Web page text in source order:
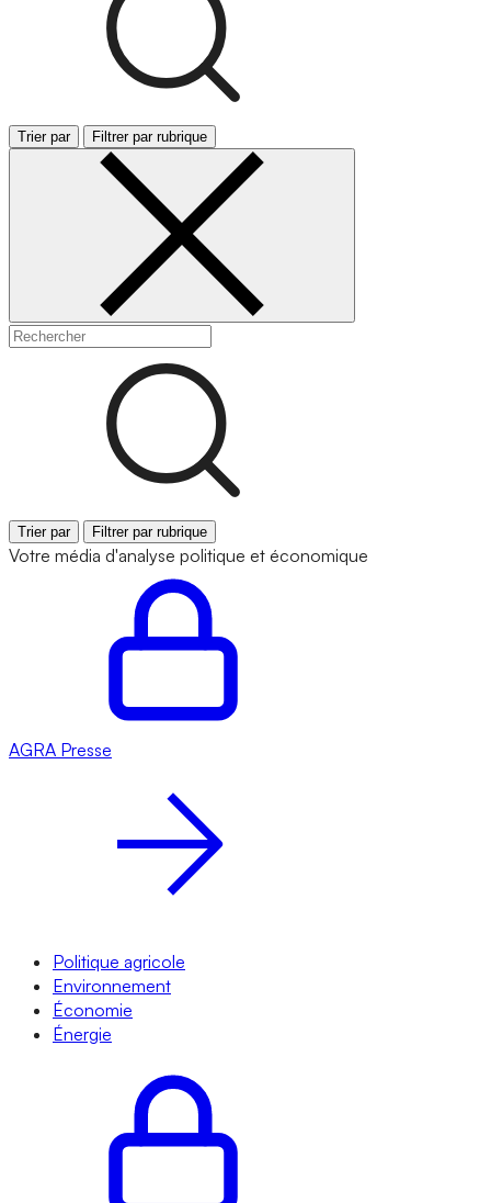
Trier par Filtrer par rubrique
Trier par Filtrer par rubrique
Votre média d'analyse politique et économique
AGRA Presse
Politique agricole
Environnement
Économie
Énergie